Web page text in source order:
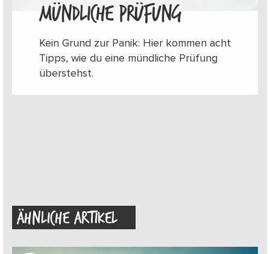
MÜNDLICHE PRÜFUNG
Kein Grund zur Panik: Hier kommen acht
Tipps, wie du eine mündliche Prüfung
überstehst.
ÄHNLICHE ARTIKEL